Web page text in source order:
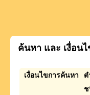
ค้นหา และ เงื่อน
เงื่อนไขการค้นหา ต
ช